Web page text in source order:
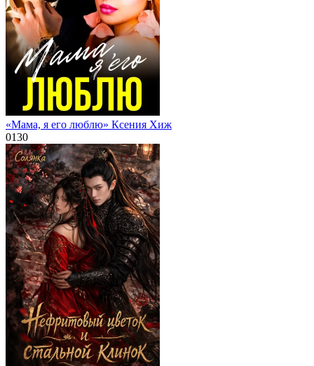
«Мама, я его люблю» Ксения Хиж
0130